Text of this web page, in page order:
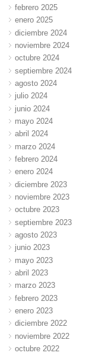
febrero 2025
enero 2025
diciembre 2024
noviembre 2024
octubre 2024
septiembre 2024
agosto 2024
julio 2024
junio 2024
mayo 2024
abril 2024
marzo 2024
febrero 2024
enero 2024
diciembre 2023
noviembre 2023
octubre 2023
septiembre 2023
agosto 2023
junio 2023
mayo 2023
abril 2023
marzo 2023
febrero 2023
enero 2023
diciembre 2022
noviembre 2022
octubre 2022